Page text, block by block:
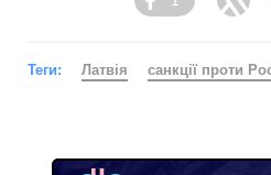
Facebook
Теги: Латвія санкції проти